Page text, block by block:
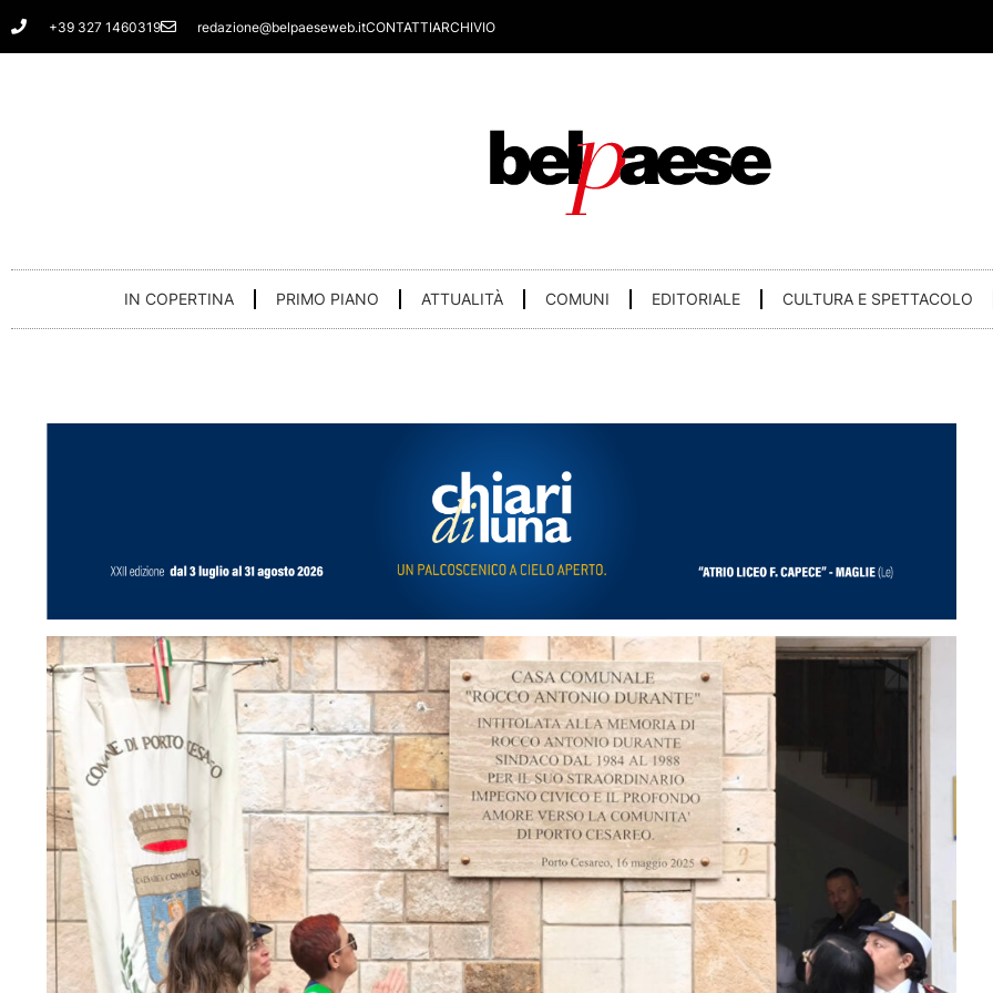
Vai
al
+39 327 1460319 redazione@belpaeseweb.itCONTATTIARCHIVIO
IN COPERTINA PRIMO PIANO ATTUALITÀ COMUNI EDITORIALE CULTURA E SPETTACOLO